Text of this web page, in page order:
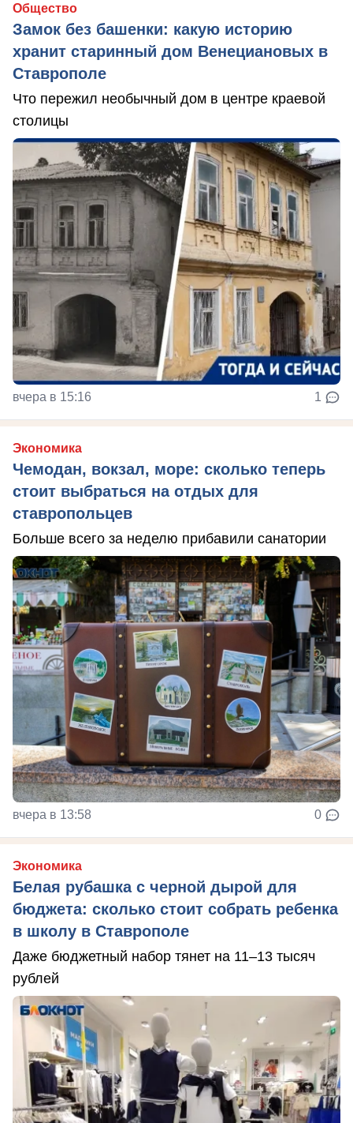
Общество
Замок без башенки: какую историю
хранит старинный дом Венециановых в
Ставрополе
Что пережил необычный дом в центре краевой
столицы
вчера в 15:16 1
Экономика
Чемодан, вокзал, море: сколько теперь
стоит выбраться на отдых для
ставропольцев
Больше всего за неделю прибавили санатории
вчера в 13:58 0
Экономика
Белая рубашка с черной дырой для
бюджета: сколько стоит собрать ребенка
в школу в Ставрополе
Даже бюджетный набор тянет на 11–13 тысяч
рублей